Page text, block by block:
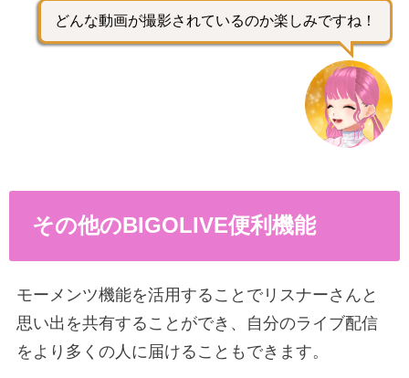
どんな動画が撮影されているのか楽しみですね！
その他のBIGOLIVE便利機能
モーメンツ機能を活用することでリスナーさんと
思い出を共有することができ、自分のライブ配信
をより多くの人に届けることもできます。